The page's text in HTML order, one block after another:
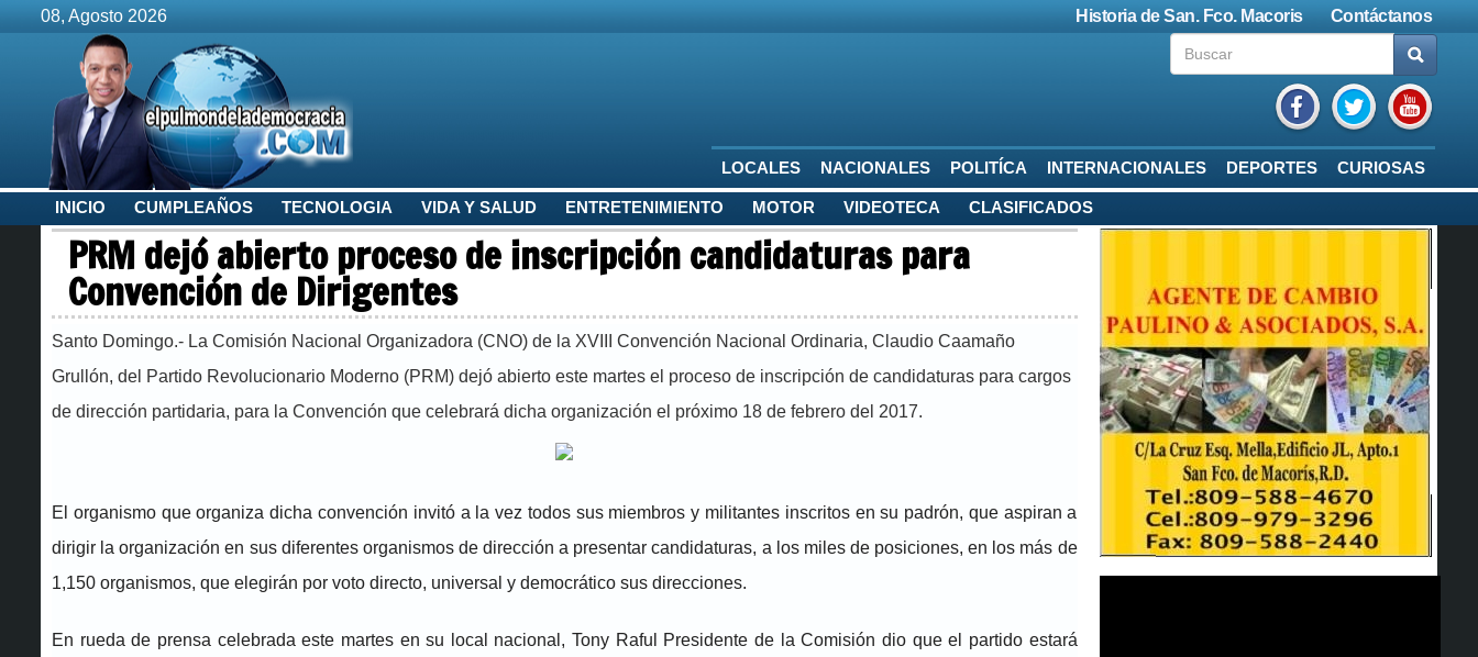
Contáctanos
Historia de San. Fco. Macoris
08, Agosto 2026
LOCALES NACIONALES POLITÍCA INTERNACIONALES DEPORTES CURIOSAS
INICIO CUMPLEAÑOS TECNOLOGIA VIDA Y SALUD ENTRETENIMIENTO MOTOR VIDEOTECA CLASIFICADOS
PRM dejó abierto proceso de inscripción candidaturas para
Convención de Dirigentes
Santo Domingo.- La Comisión Nacional Organizadora (CNO) de la XVIII Convención Nacional Ordinaria, Claudio Caamaño
Grullón, del Partido Revolucionario Moderno (PRM) dejó abierto este martes el proceso de inscripción de candidaturas para cargos
de dirección partidaria, para la Convención que celebrará dicha organización el próximo 18 de febrero del 2017.
El organismo que organiza dicha convención invitó a la vez todos sus miembros y militantes inscritos en su padrón, que aspiran a
dirigir la organización en sus diferentes organismos de dirección a presentar candidaturas, a los miles de posiciones, en los más de
1,150 organismos, que elegirán por voto directo, universal y democrático sus direcciones.
En rueda de prensa celebrada este martes en su local nacional, Tony Raful Presidente de la Comisión dio que el partido estará